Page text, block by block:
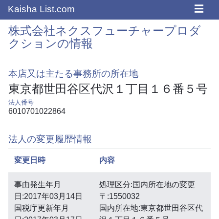
Kaisha List.com ☰
株式会社ネクスフューチャープロダ
クションの情報
本店又は主たる事務所の所在地
東京都世田谷区代沢１丁目１６番５号
法人番号
6010701022864
法人の変更履歴情報
変更日時 内容
事由発生年月
日:2017年03月14日
国税庁更新年月
処理区分:国内所在地の変更
〒:1550032
国内所在地:東京都世田谷区代